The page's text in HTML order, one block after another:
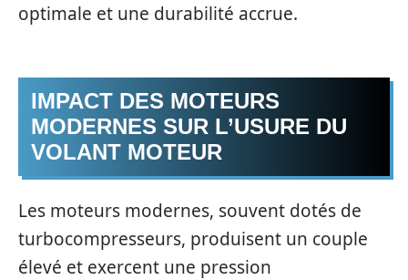
optimale et une durabilité accrue.
IMPACT DES MOTEURS
MODERNES SUR L’USURE DU
VOLANT MOTEUR
Les moteurs modernes, souvent dotés de
turbocompresseurs, produisent un couple
élevé et exercent une pression